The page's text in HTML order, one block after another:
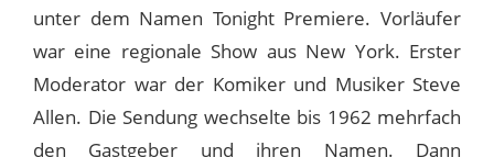
unter dem Namen Tonight Premiere. Vorläufer
war eine regionale Show aus New York. Erster
Moderator war der Komiker und Musiker Steve
Allen. Die Sendung wechselte bis 1962 mehrfach
den Gastgeber und ihren Namen. Dann